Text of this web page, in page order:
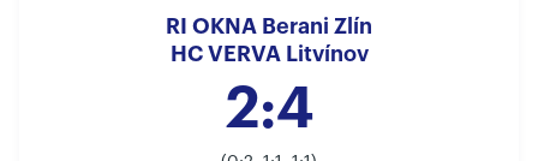
RI OKNA Berani Zlín
HC VERVA Litvínov
2:4